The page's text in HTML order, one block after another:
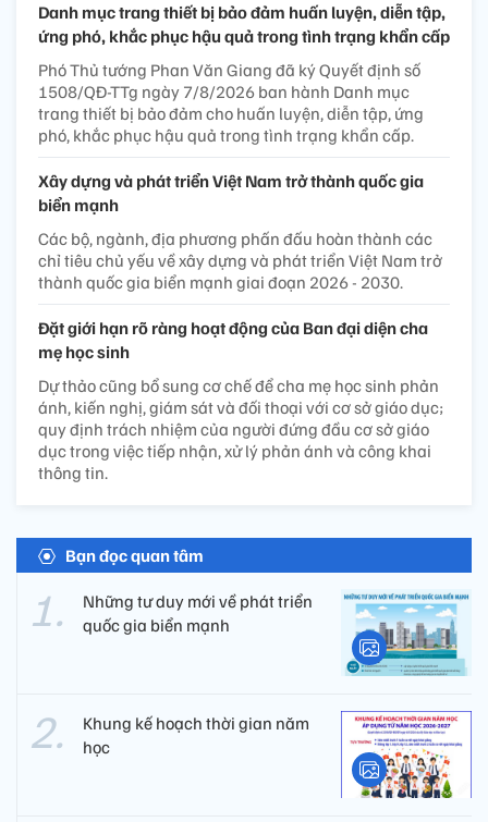
Danh mục trang thiết bị bảo đảm huấn luyện, diễn tập,
ứng phó, khắc phục hậu quả trong tình trạng khẩn cấp
Phó Thủ tướng Phan Văn Giang đã ký Quyết định số
1508/QĐ-TTg ngày 7/8/2026 ban hành Danh mục
trang thiết bị bảo đảm cho huấn luyện, diễn tập, ứng
phó, khắc phục hậu quả trong tình trạng khẩn cấp.
Xây dựng và phát triển Việt Nam trở thành quốc gia
biển mạnh
Các bộ, ngành, địa phương phấn đấu hoàn thành các
chỉ tiêu chủ yếu về xây dựng và phát triển Việt Nam trở
thành quốc gia biển mạnh giai đoạn 2026 - 2030.
Đặt giới hạn rõ ràng hoạt động của Ban đại diện cha
mẹ học sinh
Dự thảo cũng bổ sung cơ chế để cha mẹ học sinh phản
ánh, kiến nghị, giám sát và đối thoại với cơ sở giáo dục;
quy định trách nhiệm của người đứng đầu cơ sở giáo
dục trong việc tiếp nhận, xử lý phản ánh và công khai
thông tin.
Bạn đọc quan tâm
Những tư duy mới về phát triển
quốc gia biển mạnh
Khung kế hoạch thời gian năm
học